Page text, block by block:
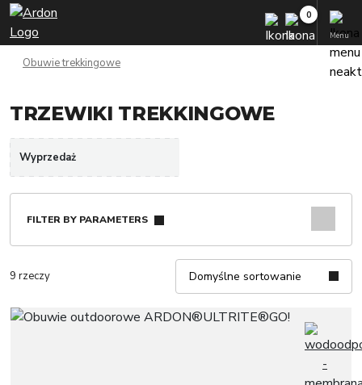
Menu
Obuwie trekkingowe
TRZEWIKI TREKKINGOWE
Wyprzedaż
FILTER BY PARAMETERS
9 rzeczy Domyślne sortowanie